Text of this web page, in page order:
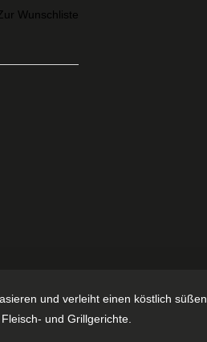
Wunschliste
und verleiht einen köstlich süßen,
und Grillgerichte.